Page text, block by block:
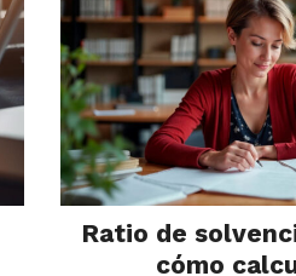
Ratio de
cómo